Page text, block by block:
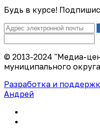
Будь в курсе!
© 2013-2024 "Медиа-
муниципального
Разработка и
Андрей